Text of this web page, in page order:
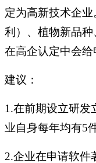
定为高新技术企
利）、植物新品
在高企认定中会
建议：
1.在前期设立研发
业自身每年均有5
2.企业在申请软件